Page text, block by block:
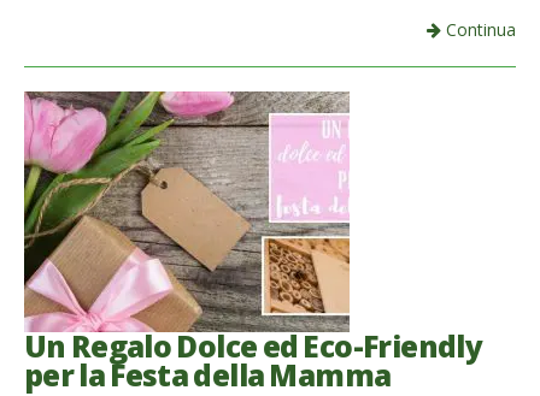
Continua
Un Regalo Dolce ed Eco-Friendly
per la Festa della Mamma